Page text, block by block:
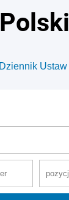
Dziennik Ustaw